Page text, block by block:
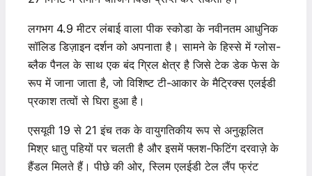
लगभग 4.9 मीटर लंबाई वाला पीक स्कोडा के नवीनतम आधुनिक
सॉलिड डिज़ाइन दर्शन को अपनाता है। सामने के हिस्से में ग्लोस-
ब्लैक पैनल के साथ एक बंद ग्रिल क्षेत्र है जिसे टेक डेक फेस के
रूप में जाना जाता है, जो विशिष्ट टी-आकार के मैट्रिक्स एलईडी
प्रकाश तत्वों से घिरा हुआ है।
एसयूवी 19 से 21 इंच तक के वायुगतिकीय रूप से अनुकूलित
मिश्र धातु पहियों पर चलती है और इसमें फ्लश-फिटिंग दरवाज़े के
हैंडल मिलते हैं। पीछे की ओर, स्लिम एलईडी टेल लैंप फ्रंट